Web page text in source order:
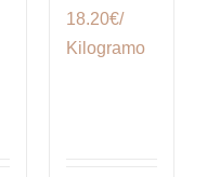
18.20€/
Kilogramo